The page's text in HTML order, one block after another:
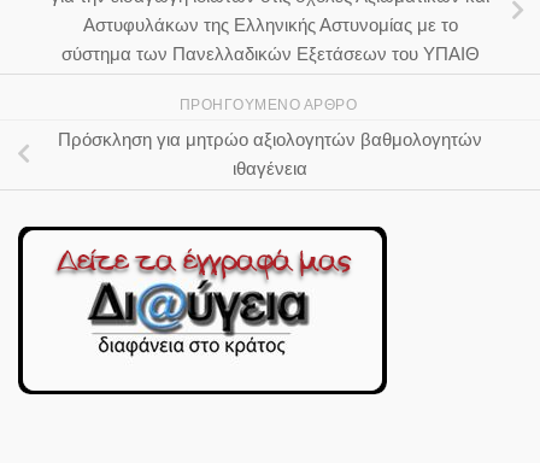
Αστυφυλάκων της Ελληνικής Αστυνομίας με το
σύστημα των Πανελλαδικών Εξετάσεων του ΥΠΑΙΘ
ΠΡΟΗΓΟΎΜΕΝΟ ΆΡΘΡΟ
Πρόσκληση για μητρώο αξιολογητών βαθμολογητών
ιθαγένεια